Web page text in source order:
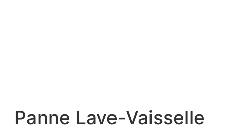
Panne Lave-Vaisselle